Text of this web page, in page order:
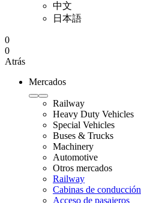
中文
日本語
0
0
Atrás
Mercados
Railway
Heavy Duty Vehicles
Special Vehicles
Buses & Trucks
Machinery
Automotive
Otros mercados
Railway
Cabinas de conducción
Acceso de pasajeros